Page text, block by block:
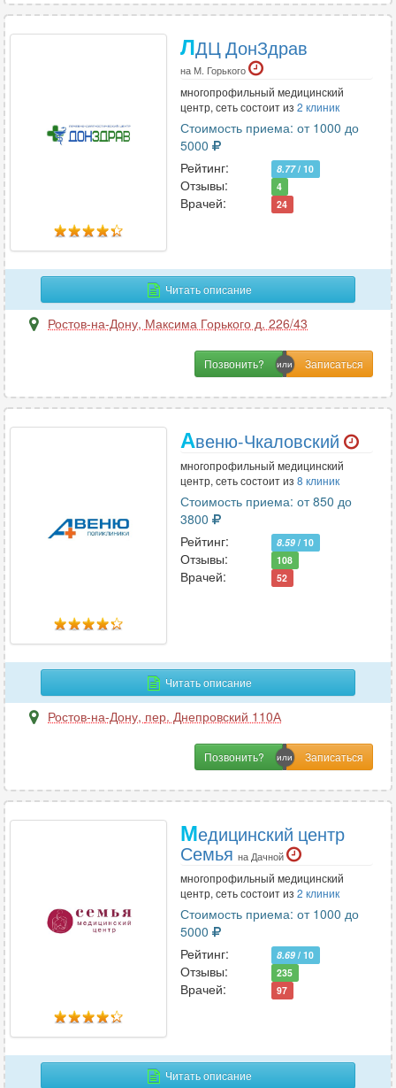
ЛДЦ ДонЗдрав
на М. Горького
многопрофильный медицинский
центр, сеть состоит из 2 клиник
Стоимость приема: от 1000 до
5000
Рейтинг:
8.77/ 10
Отзывы: 4
Врачей: 24
Читать описание
Ростов-на-Дону, Максима Горького д. 226/43
Позвонить?
Авеню-Чкаловский
многопрофильный медицинский
центр, сеть состоит из 8 клиник
Стоимость приема: от 850 до
3800
Рейтинг:
8.59 / 10
Отзывы: 108
Врачей: 52
Читать описание
Ростов-на-Дону, пер. Днепровский 110А
Позвонить?
Медицинский центр
Семьяна Дачной
многопрофильный медицинский
центр, сеть состоит из 2 клиник
Стоимость приема: от 1000 до
5000
Рейтинг:
8.69 / 10
Отзывы: 235
Врачей: 97
Читать описание